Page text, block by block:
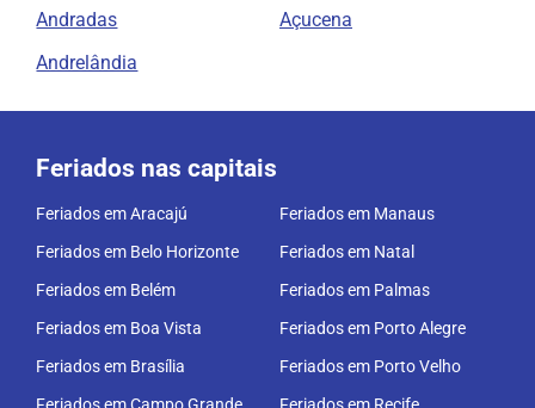
Andradas
Andrelândia
Açucena
Feriados nas capitais
Feriados em Aracajú
Feriados em Belo Horizonte
Feriados em Belém
Feriados em Boa Vista
Feriados em Brasília
Feriados em Manaus
Feriados em Natal
Feriados em Palmas
Feriados em Porto Alegre
Feriados em Porto Velho